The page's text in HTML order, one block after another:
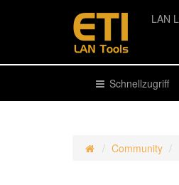
LAN
Schnellzugriff
Community